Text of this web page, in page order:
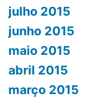
julho 2015
junho 2015
maio 2015
abril 2015
março 2015